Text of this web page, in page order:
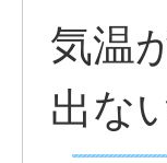
気温
出な